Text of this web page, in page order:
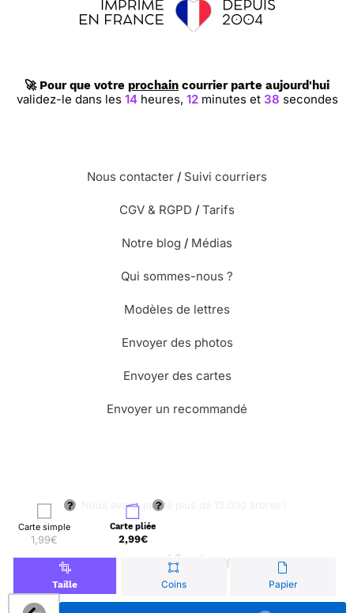
Carte simple
1,99€
Carte pliée
2,99€
Taille Coins Papier
🚀 Pour que votre prochain courrier parte aujourd'hui
validez-le dans les 14heures, 12minutes et 38 secondes
Nous contacter / Suivi courriers
CGV & RGPD / Tarifs
Notre blog / Médias
Qui sommes-nous ?
Modèles de lettres
Envoyer des photos
Envoyer des cartes
Envoyer un recommandé
🌳 Nous avons planté plus de 13.000 arbres !
© Merci Facteur